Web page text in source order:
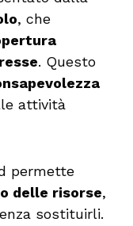
, che
. Questo
attività
permette
delle risorse,
sostituirli.